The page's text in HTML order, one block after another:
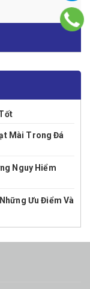
Mài Trong Đá
Nguy Hiểm
Ưu Điểm Và